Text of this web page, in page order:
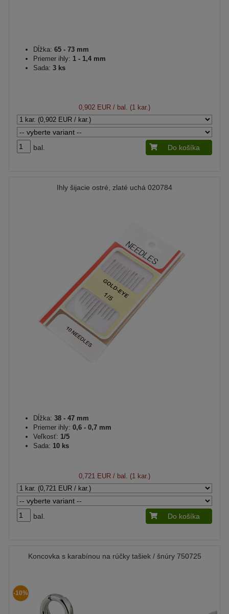
Dĺžka: 65 - 73 mm
Priemer ihly: 1 - 1,4 mm
Sada: 3 ks
0,902 EUR / bal. (1 kar.)
bal. Do košíka
Ihly šijacie ostré, zlaté uchá 020784
Dĺžka: 38 - 47 mm
Priemer ihly: 0,6 - 0,7 mm
Veľkosť: 1/5
Sada: 10 ks
0,721 EUR / bal. (1 kar.)
bal. Do košíka
Koncovka s karabínou na rúčky tašiek / šnúry 750725
-10%